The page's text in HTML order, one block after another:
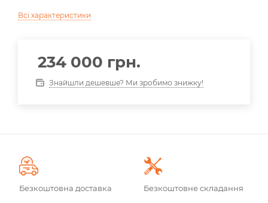
Всі характеристики
234 000 грн.
Знайшли дешевше? Ми зробимо знижку!
Безкоштовна доставка Безкоштовне складання